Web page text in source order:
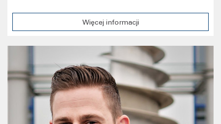
Więcej informacji